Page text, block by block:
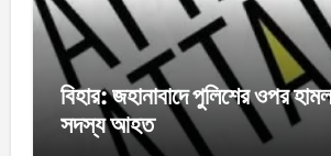
বিহার: জহানাবাদে পুলিশের ওপর
সদস্য আহত